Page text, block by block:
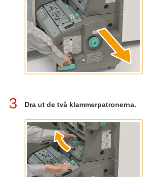
3 Dra ut de två klammerpatronerna.